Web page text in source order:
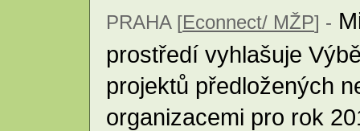
PRAHA [Econnect/ MŽP] -
prostředí vyhlašuje
projektů předložených
organizacemi pro rok